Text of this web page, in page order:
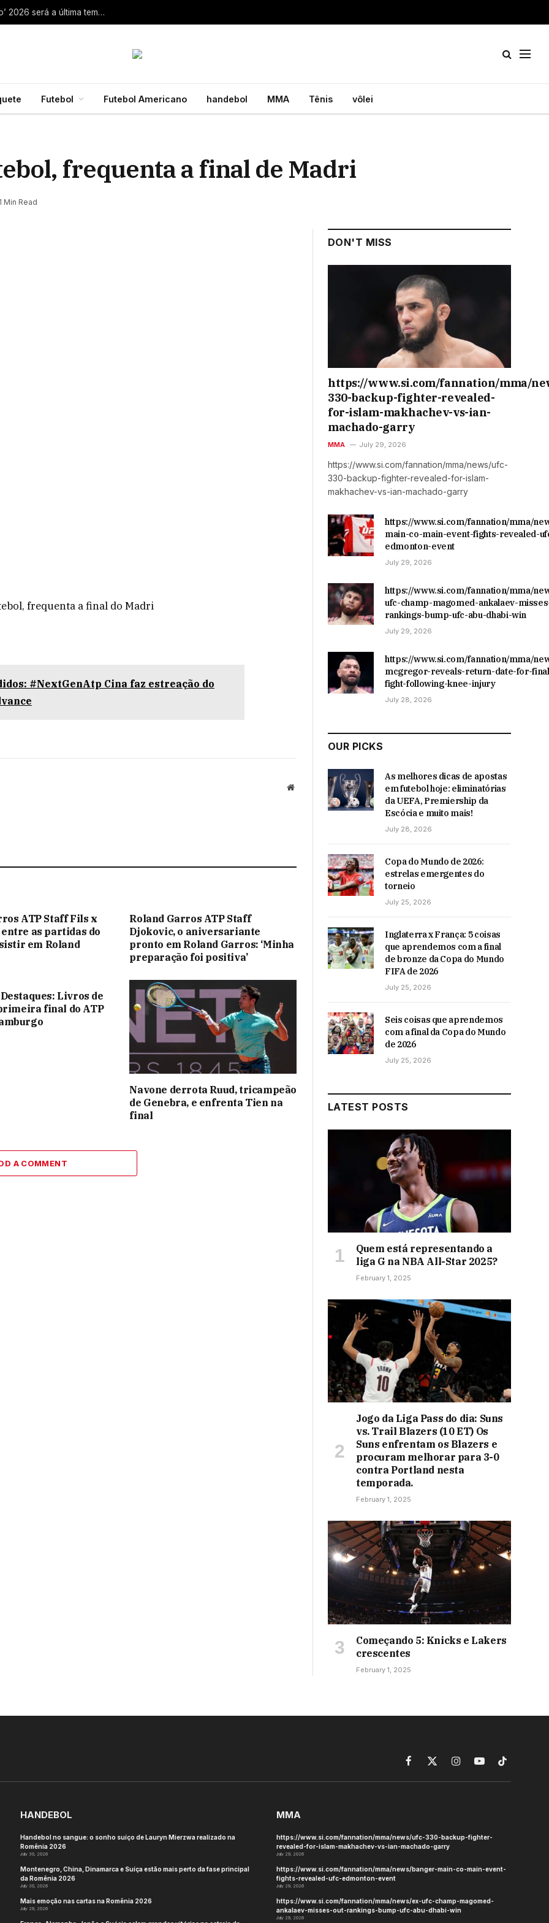
Aaron Rodgers, do Steelers, diz que ‘debate zero’ 2026 será a última temporada da NFL 28 de julho de 2026
Futebol Futebol Americano handebol MMA Tênis vôlei
frequenta a final de Madri
Min Read
frequenta a final do Madri
#NextGenAtp Cina faz estreação do
Website
ATP Staff Fils x
as partidas do
em Roland
Roland Garros ATP Staff
Djokovic, o aniversariante
pronto em Roland Garros: ‘Minha
preparação foi positiva’
Livros de
final do ATP
Navone derrota Ruud, tricampeão
de Genebra, e enfrenta Tien na
final
A COMMENT
DON'T MISS
https://www.si.com/fannation/mma/
330-backup-fighter-revealed-
for-islam-makhachev-vs-ian-
machado-garry
MMA July 29, 2026
https://www.si.com/fannation/mma/news/ufc-
330-backup-fighter-revealed-for-islam-
makhachev-vs-ian-machado-garry
https://www.si.com/fannation/mma/
main-co-main-event-fights-revealed-
edmonton-event
July 29, 2026
https://www.si.com/fannation/mma/
ufc-champ-magomed-ankalaev-
rankings-bump-ufc-abu-dhabi-win
July 29, 2026
https://www.si.com/fannation/mma/
mcgregor-reveals-return-date-for-
fight-following-knee-injury
July 28, 2026
OUR PICKS
As melhores dicas de apostas
em futebol hoje: eliminatórias
da UEFA, Premiership da
Escócia e muito mais!
July 28, 2026
Copa do Mundo de 2026:
estrelas emergentes do
torneio
July 25, 2026
Inglaterra x França: 5 coisas
que aprendemos com a final
de bronze da Copa do Mundo
FIFA de 2026
July 25, 2026
Seis coisas que aprendemos
com a final da Copa do Mundo
de 2026
July 25, 2026
LATEST POSTS
Quem está representando a
liga G na NBA All-Star 2025?
February 1, 2025
Jogo da Liga Pass do dia: Suns
vs. Trail Blazers (10 ET) Os
Suns enfrentam os Blazers e
procuram melhorar para 3-0
contra Portland nesta
temporada.
February 1, 2025
Começando 5: Knicks e Lakers
crescentes
February 1, 2025
Facebook
X
(Twitter)
InstagramYouTubeTikTok
HANDEBOL
Handebol no sangue: o sonho suíço de Lauryn Mierzwa realizado na
Romênia 2026
July 30, 2026
Montenegro, China, Dinamarca e Suíça estão mais perto da fase principal
da Romênia 2026
July 30, 2026
Mais emoção nas cartas na Romênia 2026
July 29, 2026
MMA
https://www.si.com/fannation/mma/news/ufc-330-backup-fighter-
revealed-for-islam-makhachev-vs-ian-machado-garry
July 29, 2026
https://www.si.com/fannation/mma/news/banger-main-co-main-event-
fights-revealed-ufc-edmonton-event
July 29, 2026
https://www.si.com/fannation/mma/news/ex-ufc-champ-magomed-
ankalaev-misses-out-rankings-bump-ufc-abu-dhabi-win
July 29, 2026